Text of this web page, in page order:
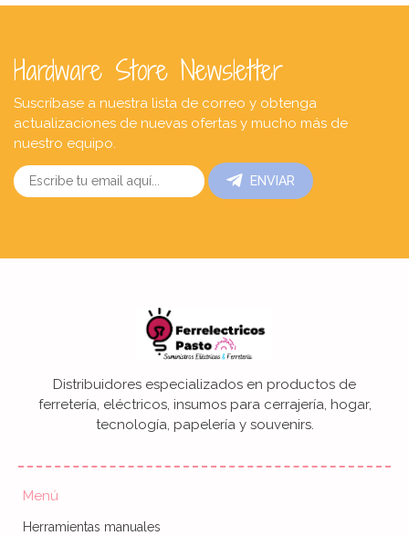
Hardware Store Newsletter
Suscríbase a nuestra lista de correo y obtenga
actualizaciones de nuevas ofertas y mucho más de
nuestro equipo.
ENVIAR
Distribuidores especializados en productos de
ferretería, eléctricos, insumos para cerrajería, hogar,
tecnología, papelería y souvenirs.
Menú
Herramientas manuales